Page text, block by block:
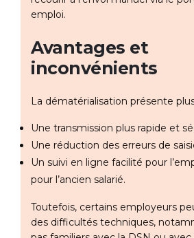
emploi.
Avantages et
inconvénients
La dématérialisation présente
Une transmission plus rapide et
Une réduction des erreurs de
Un suivi en ligne facilité pour
pour l’ancien salarié.
Toutefois, certains employeurs
des difficultés techniques,